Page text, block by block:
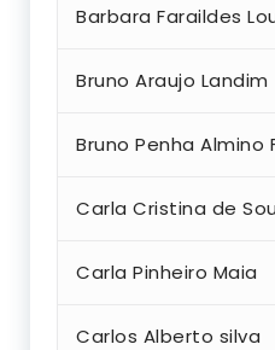
Barbara Faraildes
Bruno Araujo Landim
Bruno Penha Almino
Carla Cristina de
Carla Pinheiro Maia
Carlos Alberto silva